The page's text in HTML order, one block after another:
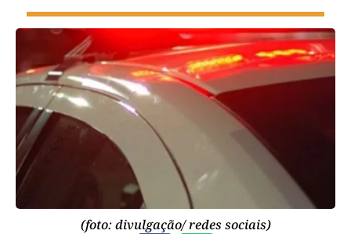
(foto: divulgação/ redes sociais)